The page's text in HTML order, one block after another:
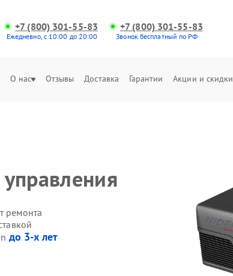
+7 (800) 301-55-83
Ежедневно, с 10:00 до 20:00
+7 (800) 301-55-83
Звонок бесплатный по РФ
О нас Отзывы Доставка Гарантии Акции и скидки
ремонта
до 3-х лет